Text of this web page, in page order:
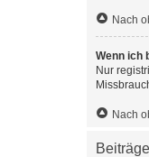
Nach
Wenn ich
Nur
Nach